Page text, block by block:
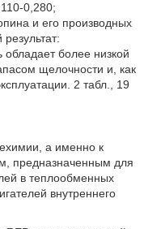
0,280;
и его производных
более низкой
щелочности и, как
2 табл., 19
а именно к
предназначенным для
в теплообменных
внутреннего